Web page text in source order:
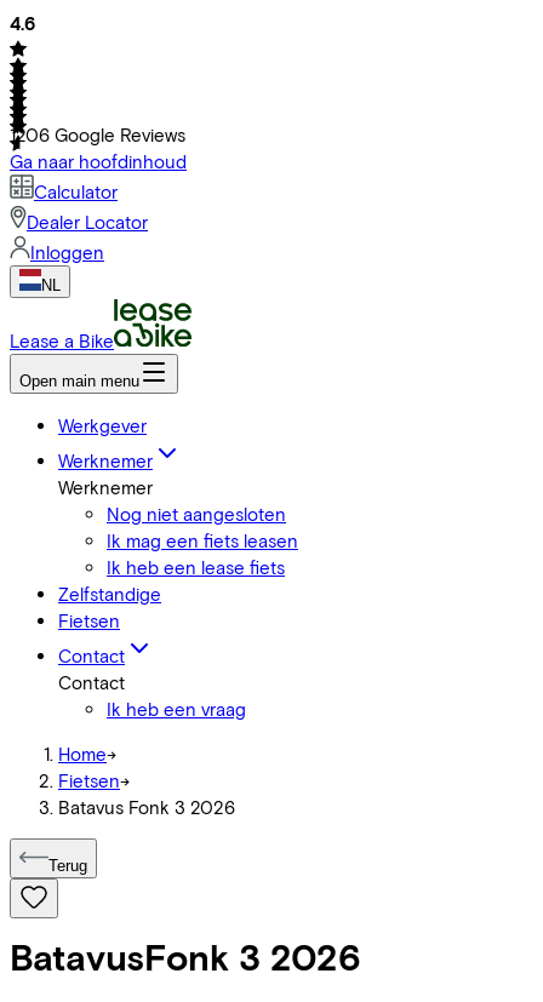
4.6
1206 Google Reviews
Ga naar hoofdinhoud
Calculator
Dealer Locator
Inloggen
NL
Lease a Bike
Open main menu
Werkgever
Werknemer
Werknemer
Nog niet aangesloten
Ik mag een fiets leasen
Ik heb een lease fiets
Zelfstandige
Fietsen
Contact
Contact
Ik heb een vraag
Home->
Fietsen->
Batavus Fonk 3 2026
Terug
BatavusFonk 3 2026